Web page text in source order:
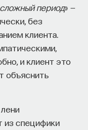
период» —
без
клиента.
и клиент это
объяснить
из специфики